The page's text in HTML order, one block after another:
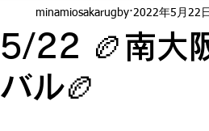
5/22 🏉南大
バル🏉
minamiosakarugby 2022年5月22日